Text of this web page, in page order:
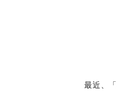
最近、「